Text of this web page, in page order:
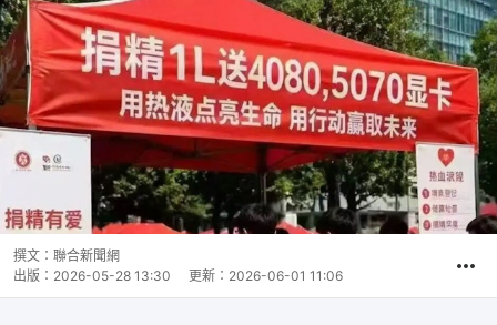
撰文： 聯合新聞網
出版： 2026-05-28 13:30 更新： 2026-06-01 11:06